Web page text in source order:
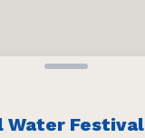
404
Water Festival